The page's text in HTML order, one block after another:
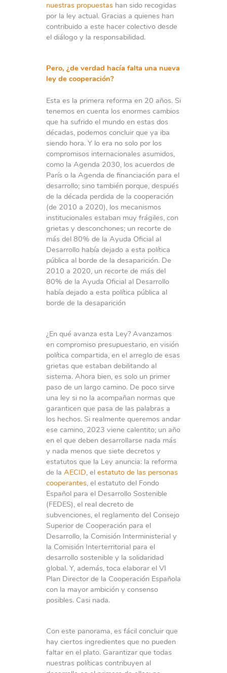
nuestras propuestashan sido recogidas
por la ley actual. Gracias a quienes han
contribuido a este hacer colectivo desde
el diálogo y la responsabilidad.
Pero, ¿de verdad hacía falta una nueva
ley de cooperación?
Esta es la primera reforma en 20 años. Si
tenemos en cuenta los enormes cambios
que ha sufrido el mundo en estas dos
décadas, podemos concluir que ya iba
siendo hora. Y lo era no solo por los
compromisos internacionales asumidos,
como la Agenda 2030, los acuerdos de
París o la Agenda de financiación para el
desarrollo; sino también porque, después
de la década perdida de la cooperación
(de 2010 a 2020), los mecanismos
institucionales estaban muy frágiles, con
grietas y desconchones; un recorte de
más del 80% de la Ayuda Oficial al
Desarrollo había dejado a esta política
pública al borde de la desaparición. De
2010 a 2020, un recorte de más del
80% de la Ayuda Oficial al Desarrollo
había dejado a esta política pública al
borde de la desaparición
¿En qué avanza esta Ley? Avanzamos
en compromiso presupuestario, en visión
política compartida, en el arreglo de esas
grietas que estaban debilitando al
sistema. Ahora bien, es solo un primer
paso de un largo camino. De poco sirve
una ley si no la acompañan normas que
garanticen que pasa de las palabras a
los hechos. Si realmente queremos andar
ese camino, 2023 viene calentito; un año
en el que deben desarrollarse nada más
y nada menos que siete decretos y
estatutos que la Ley anuncia: la reforma
de la AECID, el estatuto de las personas
cooperantes, el estatuto del Fondo
Español para el Desarrollo Sostenible
(FEDES), el real decreto de
subvenciones, el reglamento del Consejo
Superior de Cooperación para el
Desarrollo, la Comisión Interministerial y
la Comisión Interterritorial para el
desarrollo sostenible y la solidaridad
global. Y, además, toca elaborar el VI
Plan Director de la Cooperación Española
con la mayor ambición y consenso
posibles. Casi nada.
Con este panorama, es fácil concluir que
hay ciertos ingredientes que no pueden
faltar en el plato. Garantizar que todas
nuestras políticas contribuyen al